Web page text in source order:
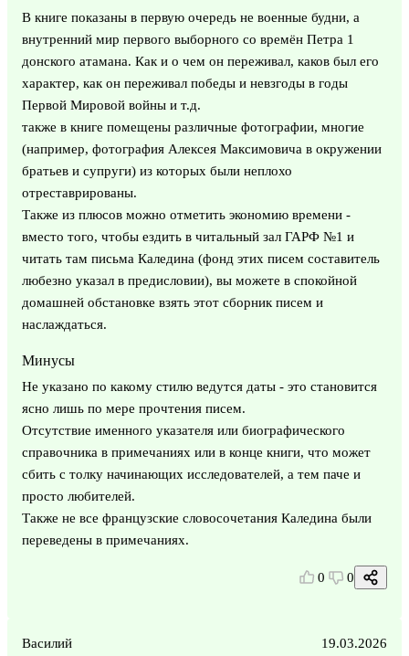
В книге показаны в первую очередь не военные будни, а
внутренний мир первого выборного со времён Петра 1
донского атамана. Как и о чем он переживал, каков был его
характер, как он переживал победы и невзгоды в годы
Первой Мировой войны и т.д.
также в книге помещены различные фотографии, многие
(например, фотография Алексея Максимовича в окружении
братьев и супруги) из которых были неплохо
отреставрированы.
Также из плюсов можно отметить экономию времени -
вместо того, чтобы ездить в читальный зал ГАРФ №1 и
читать там письма Каледина (фонд этих писем составитель
любезно указал в предисловии), вы можете в спокойной
домашней обстановке взять этот сборник писем и
наслаждаться.
Минусы
Не указано по какому стилю ведутся даты - это становится
ясно лишь по мере прочтения писем.
Отсутствие именного указателя или биографического
справочника в примечаниях или в конце книги, что может
сбить с толку начинающих исследователей, а тем паче и
просто любителей.
Также не все французские словосочетания Каледина были
переведены в примечаниях.
0 0
Василий 19.03.2026